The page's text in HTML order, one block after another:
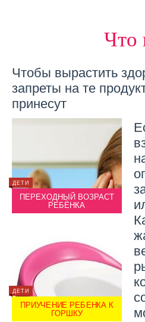
Что
Чтобы вырастить
запреты на те
принесут
ДЕТИ
ПЕРЕХОДНЫЙ ВОЗРАСТ
РЕБЁНКА
ДЕТИ
ПРИУЧЕНИЕ РЕБЕНКА К
ГОРШКУ
ДЕТИ